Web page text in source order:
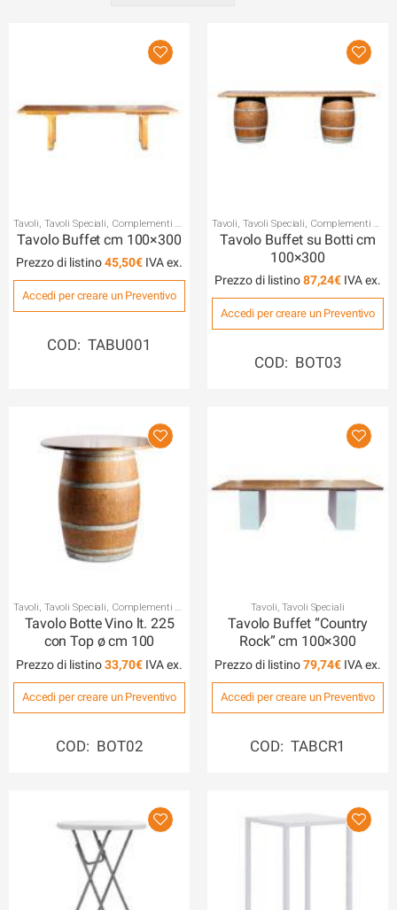
Tavoli Tavoli Speciali Complementi da
Buffet
Tavolo Buffet cm 100×300
Prezzo di listino45,50€
Accedi per creare un Preventivo
COD: TABU001
Tavoli Tavoli Speciali Complementi da
Buffet
Tavolo Buffet su Botti cm
100×300
Prezzo di listino87,24€
Accedi per creare un Preventivo
COD: BOT03
Tavoli Tavoli Speciali Complementi da
Buffet
Tavolo Botte Vino lt. 225
con Top ø cm 100
Prezzo di listino33,70€
Accedi per creare un Preventivo
COD: BOT02
Tavoli ,Tavoli Speciali
Tavolo Buffet “Country
Rock” cm 100×300
Prezzo di listino79,74€
Accedi per creare un Preventivo
COD: TABCR1